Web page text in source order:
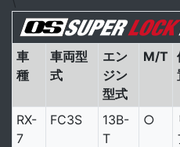
車
種
車両型
式
エン
ジン
型式
M/T
RX-
7
FC3S
13B-
T
○